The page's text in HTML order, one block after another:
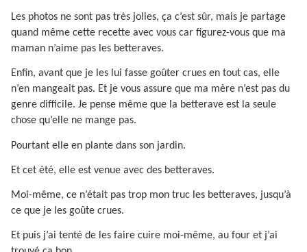
Les photos ne sont pas très jolies, ça c’est sûr, mais je partage
quand même cette recette avec vous car figurez-vous que ma
maman n’aime pas les betteraves.
Enfin, avant que je les lui fasse goûter crues en tout cas, elle
n’en mangeait pas. Et je vous assure que ma mère n’est pas du
genre difficile. Je pense même que la betterave est la seule
chose qu’elle ne mange pas.
Pourtant elle en plante dans son jardin.
Et cet été, elle est venue avec des betteraves.
Moi-même, ce n’était pas trop mon truc les betteraves, jusqu’à
ce que je les goûte crues.
Et puis j’ai tenté de les faire cuire moi-même, au four et j’ai